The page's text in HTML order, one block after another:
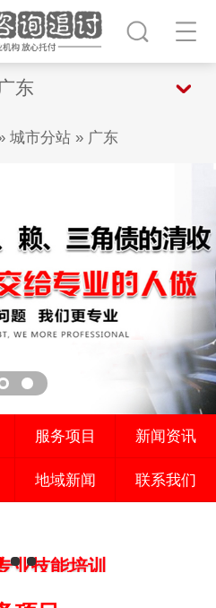
东
城市分站 » 广东
服务项目 新闻资讯
地域新闻 联系我们
业技能培训